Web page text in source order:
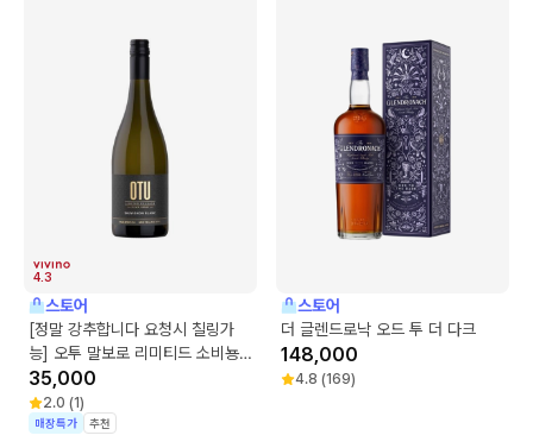
4.3
스토어
[정말 강추합니다 요청시 칠링가
능] 오투 말보로 리미티드 소비뇽
블랑
35,000
2.0 (1)
매장특가 추천
스토어
더 글렌드로낙 오드 투 더 다크
148,000
4.8 (169)